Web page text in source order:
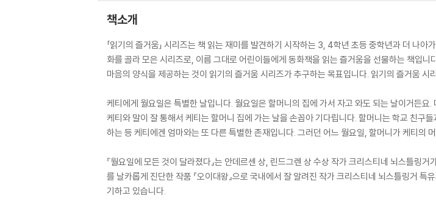
책소개
「읽기의 즐거움」 시리즈는 책 읽는 재미를 발견하기 시작하는 3, 4학년 초등 중학년과 더 나
화를 골라 모은 시리즈로, 이름 그대로 어린이들에게 동화책을 읽는 즐거움을 선물하는 책입
마음의 양식을 제공하는 것이 읽기의 즐거움 시리즈가 추구하는 목표입니다. 읽기의 즐거움
케티에게 월요일은 특별한 날입니다. 월요일은 할머니의 집에 가서 자고 와도 되는 날이거든
케티와 말이 잘 통해서 케티는 할머니 집에 가는 날을 손꼽아 기다립니다. 할머니는 학교 친구
하는 등 케티에겐 엄마와는 또 다른 특별한 존재입니다. 그러던 어느 월요일, 할머니가 케티의
『월요일에 모든 것이 달라졌다』는 안데르센 상, 린드그렌 상 수상 작가 크리스티네 뇌스틀링
를 날카롭게 진단한 작품 『오이대왕』으로 국내에서 잘 알려진 작가 크리스티네 뇌스틀링거
기하고 있습니다.